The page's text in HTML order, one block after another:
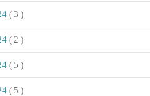
( 3 )
( 2 )
( 5 )
( 5 )